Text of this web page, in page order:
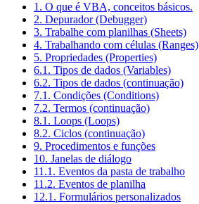
1. O que é VBA, conceitos básicos.
2. Depurador (Debugger)
3. Trabalhe com planilhas (Sheets)
4. Trabalhando com células (Ranges)
5. Propriedades (Properties)
6.1. Tipos de dados (Variables)
6.2. Tipos de dados (continuação)
7.1. Condições (Conditions)
7.2. Termos (continuação)
8.1. Loops (Loops)
8.2. Ciclos (continuação)
9. Procedimentos e funções
10. Janelas de diálogo
11.1. Eventos da pasta de trabalho
11.2. Eventos de planilha
12.1. Formulários personalizados